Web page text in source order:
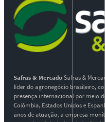
Safras & MercadoSafras &
líder do agronegócio brasileiro,
presença internacional por meio
Colômbia, Estados Unidos e
anos de atuação, a empresa